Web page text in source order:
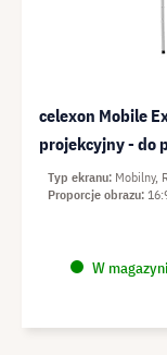
celexon Mobile
projekcyjny - do
W
Typ ekranu Mobilny,
Proporcje obrazu